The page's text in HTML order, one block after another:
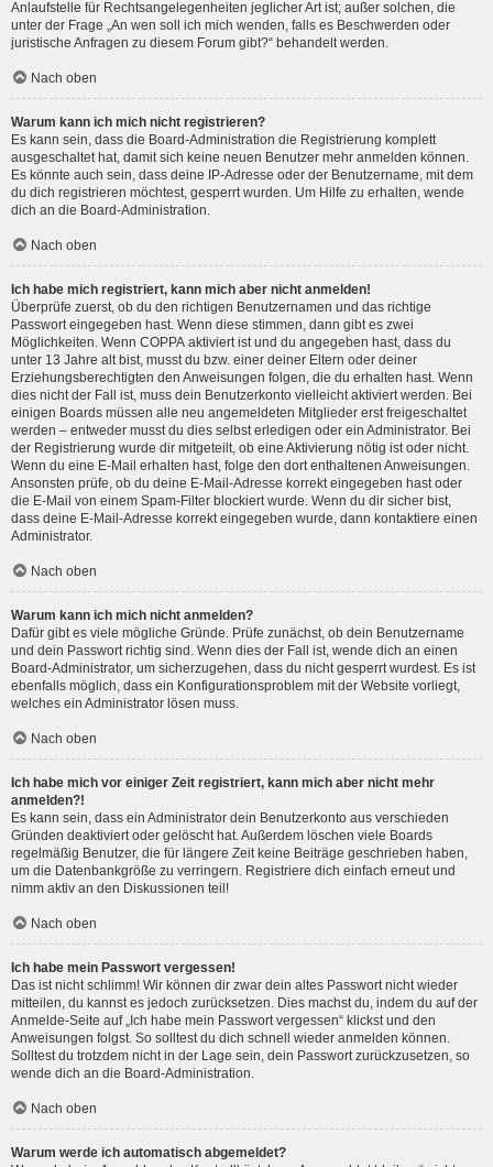
Anlaufstelle für Rechtsangelegenheiten jeglicher Art ist; außer solchen, die
unter der Frage „An wen soll ich mich wenden, falls es Beschwerden oder
juristische Anfragen zu diesem Forum gibt?“ behandelt werden.
Nach oben
Warum kann ich mich nicht registrieren?
Es kann sein, dass die Board-Administration die Registrierung komplett
ausgeschaltet hat, damit sich keine neuen Benutzer mehr anmelden können.
Es könnte auch sein, dass deine IP-Adresse oder der Benutzername, mit dem
du dich registrieren möchtest, gesperrt wurden. Um Hilfe zu erhalten, wende
dich an die Board-Administration.
Nach oben
Ich habe mich registriert, kann mich aber nicht anmelden!
Überprüfe zuerst, ob du den richtigen Benutzernamen und das richtige
Passwort eingegeben hast. Wenn diese stimmen, dann gibt es zwei
Möglichkeiten. Wenn COPPA aktiviert ist und du angegeben hast, dass du
unter 13 Jahre alt bist, musst du bzw. einer deiner Eltern oder deiner
Erziehungsberechtigten den Anweisungen folgen, die du erhalten hast. Wenn
dies nicht der Fall ist, muss dein Benutzerkonto vielleicht aktiviert werden. Bei
einigen Boards müssen alle neu angemeldeten Mitglieder erst freigeschaltet
werden – entweder musst du dies selbst erledigen oder ein Administrator. Bei
der Registrierung wurde dir mitgeteilt, ob eine Aktivierung nötig ist oder nicht.
Wenn du eine E-Mail erhalten hast, folge den dort enthaltenen Anweisungen.
Ansonsten prüfe, ob du deine E-Mail-Adresse korrekt eingegeben hast oder
die E-Mail von einem Spam-Filter blockiert wurde. Wenn du dir sicher bist,
dass deine E-Mail-Adresse korrekt eingegeben wurde, dann kontaktiere einen
Administrator.
Nach oben
Warum kann ich mich nicht anmelden?
Dafür gibt es viele mögliche Gründe. Prüfe zunächst, ob dein Benutzername
und dein Passwort richtig sind. Wenn dies der Fall ist, wende dich an einen
Board-Administrator, um sicherzugehen, dass du nicht gesperrt wurdest. Es ist
ebenfalls möglich, dass ein Konfigurationsproblem mit der Website vorliegt,
welches ein Administrator lösen muss.
Nach oben
Ich habe mich vor einiger Zeit registriert, kann mich aber nicht mehr
anmelden?!
Es kann sein, dass ein Administrator dein Benutzerkonto aus verschieden
Gründen deaktiviert oder gelöscht hat. Außerdem löschen viele Boards
regelmäßig Benutzer, die für längere Zeit keine Beiträge geschrieben haben,
um die Datenbankgröße zu verringern. Registriere dich einfach erneut und
nimm aktiv an den Diskussionen teil!
Nach oben
Ich habe mein Passwort vergessen!
Das ist nicht schlimm! Wir können dir zwar dein altes Passwort nicht wieder
mitteilen, du kannst es jedoch zurücksetzen. Dies machst du, indem du auf der
Anmelde-Seite auf „Ich habe mein Passwort vergessen“ klickst und den
Anweisungen folgst. So solltest du dich schnell wieder anmelden können.
Solltest du trotzdem nicht in der Lage sein, dein Passwort zurückzusetzen, so
wende dich an die Board-Administration.
Nach oben
Warum werde ich automatisch abgemeldet?